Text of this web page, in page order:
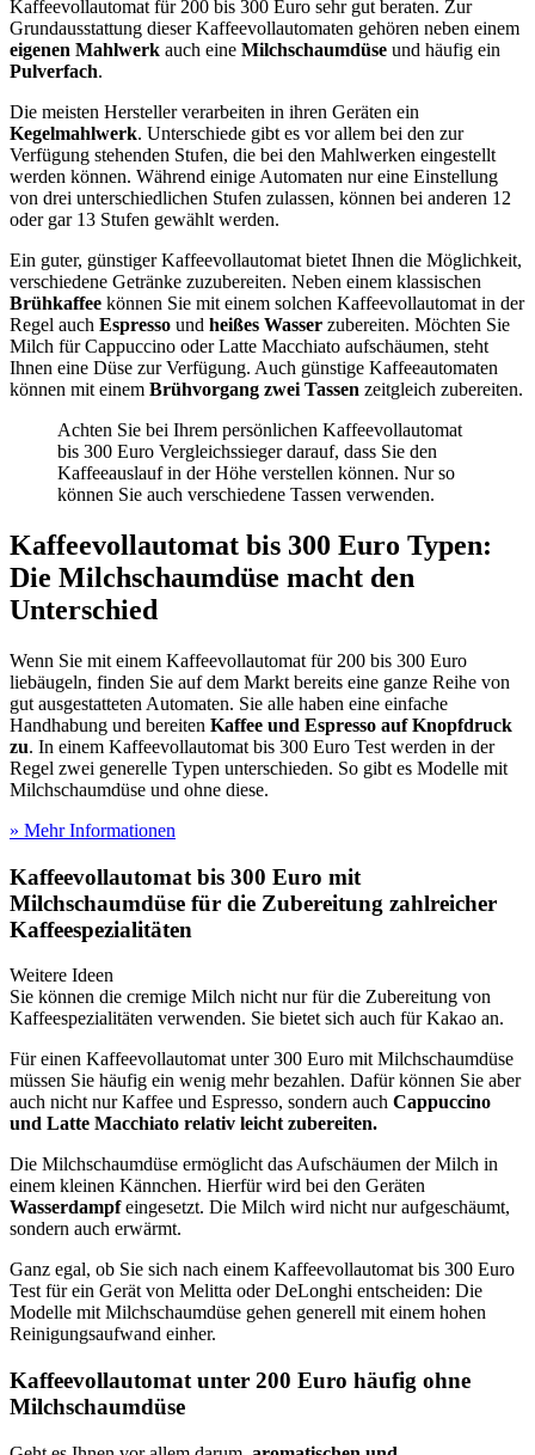
Kaffeevollautomat für 200 bis 300 Euro sehr gut beraten. Zur
Grundausstattung dieser Kaffeevollautomaten gehören neben einem
eigenen Mahlwerk auch eine Milchschaumdüse und häufig ein
Pulverfach.
Die meisten Hersteller verarbeiten in ihren Geräten ein
Kegelmahlwerk. Unterschiede gibt es vor allem bei den zur
Verfügung stehenden Stufen, die bei den Mahlwerken eingestellt
werden können. Während einige Automaten nur eine Einstellung
von drei unterschiedlichen Stufen zulassen, können bei anderen 12
oder gar 13 Stufen gewählt werden.
Ein guter, günstiger Kaffeevollautomat bietet Ihnen die Möglichkeit,
verschiedene Getränke zuzubereiten. Neben einem klassischen
Brühkaffee können Sie mit einem solchen Kaffeevollautomat in der
Regel auch Espresso und heißes Wasser zubereiten. Möchten Sie
Milch für Cappuccino oder Latte Macchiato aufschäumen, steht
Ihnen eine Düse zur Verfügung. Auch günstige Kaffeeautomaten
können mit einem Brühvorgang zwei Tassen zeitgleich zubereiten.
Achten Sie bei Ihrem persönlichen Kaffeevollautomat
bis 300 Euro Vergleichssieger darauf, dass Sie den
Kaffeeauslauf in der Höhe verstellen können. Nur so
können Sie auch verschiedene Tassen verwenden.
Kaffeevollautomat bis 300 Euro Typen:
Die Milchschaumdüse macht den
Unterschied
Wenn Sie mit einem Kaffeevollautomat für 200 bis 300 Euro
liebäugeln, finden Sie auf dem Markt bereits eine ganze Reihe von
gut ausgestatteten Automaten. Sie alle haben eine einfache
Handhabung und bereiten Kaffee und Espresso auf Knopfdruck
zu. In einem Kaffeevollautomat bis 300 Euro Test werden in der
Regel zwei generelle Typen unterschieden. So gibt es Modelle mit
Milchschaumdüse und ohne diese.
» Mehr Informationen
Kaffeevollautomat bis 300 Euro mit
Milchschaumdüse für die Zubereitung zahlreicher
Kaffeespezialitäten
Weitere Ideen
Sie können die cremige Milch nicht nur für die Zubereitung von
Kaffeespezialitäten verwenden. Sie bietet sich auch für Kakao an.
Für einen Kaffeevollautomat unter 300 Euro mit Milchschaumdüse
müssen Sie häufig ein wenig mehr bezahlen. Dafür können Sie aber
auch nicht nur Kaffee und Espresso, sondern auch Cappuccino
und Latte Macchiato relativ leicht zubereiten.
Die Milchschaumdüse ermöglicht das Aufschäumen der Milch in
einem kleinen Kännchen. Hierfür wird bei den Geräten
Wasserdampfeingesetzt. Die Milch wird nicht nur aufgeschäumt,
sondern auch erwärmt.
Ganz egal, ob Sie sich nach einem Kaffeevollautomat bis 300 Euro
Test für ein Gerät von Melitta oder DeLonghi entscheiden: Die
Modelle mit Milchschaumdüse gehen generell mit einem hohen
Reinigungsaufwand einher.
Kaffeevollautomat unter 200 Euro häufig ohne
Milchschaumdüse